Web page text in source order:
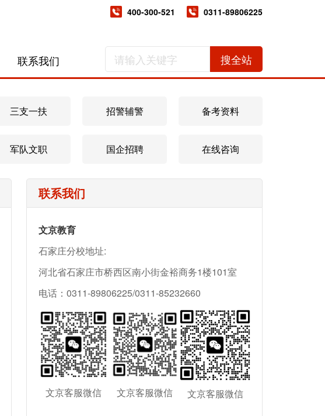
400-300-521 0311-89806225
联系我们 搜全站
三支一扶 招警辅警 备考资料
军队文职 国企招聘 在线咨询
联系我们
文京教育
石家庄分校地址:
河北省石家庄市桥西区南小街金裕商务1楼101室
电话：0311-89806225/0311-85232660
文京客服微信 文京客服微信 文京客服微信